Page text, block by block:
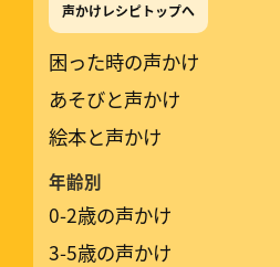
声かけレシピトップへ
困った時の声かけ
あそびと声かけ
絵本と声かけ
年齢別
0-2歳の声かけ
3-5歳の声かけ